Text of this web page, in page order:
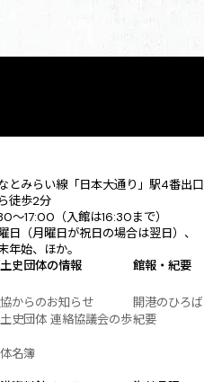
とみらい線「日本大通り」駅4番出口
徒歩2分
〜17:00（入館は16:30まで）
日（月曜日が祝日の場合は翌日）、
年始、ほか。
史団体の情報
からのお知らせ
史団体 連絡協議会の歩
名簿
館報・紀要
開港のひろば
紀要